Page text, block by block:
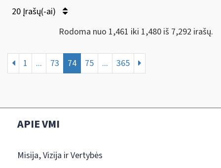
20 Įrašų(-ai)
Rodoma nuo 1,461 iki 1,480 iš 7,292 irašų.
1 ... 73 74 75 ... 365
APIE VMI
Misija, Vizija ir Vertybės